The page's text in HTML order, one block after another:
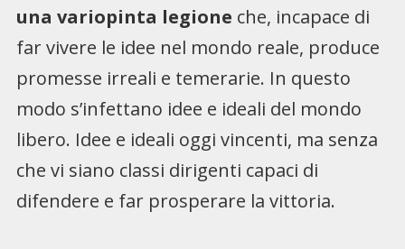
una variopinta legione che, incapace di
far vivere le idee nel mondo reale, produce
promesse irreali e temerarie. In questo
modo s’infettano idee e ideali del mondo
libero. Idee e ideali oggi vincenti, ma senza
che vi siano classi dirigenti capaci di
difendere e far prosperare la vittoria.